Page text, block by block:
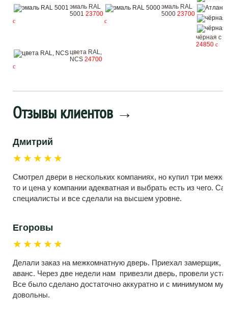
эмаль RAL
5001 23700
c
эмаль RAL
5000 23700
c
чёрная с
24850 c
цвета RAL,
NCS 24700
c
Отзывы клиентов →
Дмитрий
★★★★★
Смотрел двери в нескольких компаниях, но купил три
то и цена у компании адекватная и выбрать есть из чего.
специалисты и все сделали на высшем уровне.
Егоровы
★★★★★
Делали заказ на межкомнатную дверь. Приехал замерщик,
аванс. Через две недели нам привезли дверь, провели
Все было сделано достаточно аккуратно и с минимумом
довольны.